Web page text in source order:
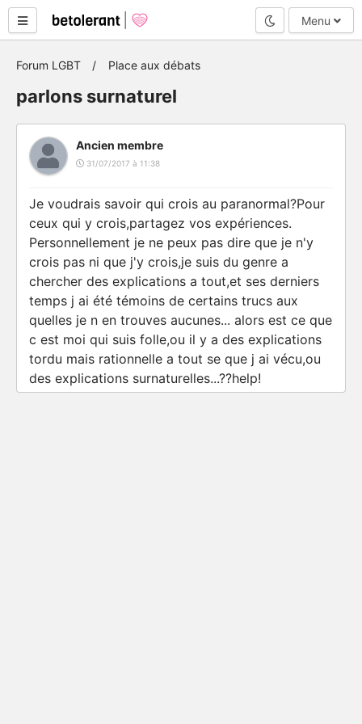
Mode nuit
Menu
Forum LGBT Place aux débats
parlons surnaturel
Ancien membre
31/07/2017 à 11:38
Je voudrais savoir qui crois au paranormal?Pour
ceux qui y crois,partagez vos expériences.
Personnellement je ne peux pas dire que je n'y
crois pas ni que j'y crois,je suis du genre a
chercher des explications a tout,et ses derniers
temps j ai été témoins de certains trucs aux
quelles je n en trouves aucunes... alors est ce que
c est moi qui suis folle,ou il y a des explications
tordu mais rationnelle a tout se que j ai vécu,ou
des explications surnaturelles...??help!